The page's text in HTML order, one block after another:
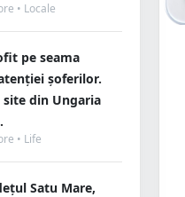
• Locale
pe seama
șoferilor.
site din Ungaria
• Life
Satu Mare,